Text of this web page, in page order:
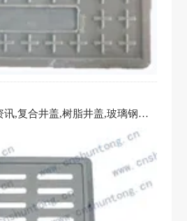
,复合井盖,树脂井盖,玻璃钢井